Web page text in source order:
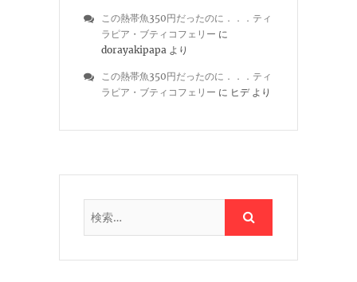
この熱帯魚350円だったのに．．．ティ
ラピア・ブティコフェリー に
dorayakipapa より
この熱帯魚350円だったのに．．．ティ
ラピア・ブティコフェリー に ヒデより